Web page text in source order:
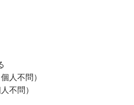
人不問）
不問）